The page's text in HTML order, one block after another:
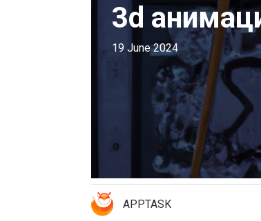
3d
19 June 2024
APPTASK